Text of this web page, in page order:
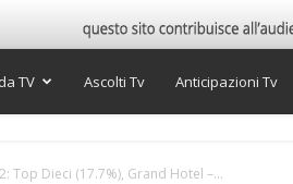
TV Ascolti Tv Anticipazioni Tv
Top Dieci (17.7%), Grand Hotel –...